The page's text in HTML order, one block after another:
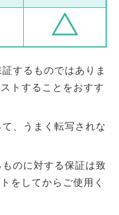
するものではありま
トすることをおすす
、うまく転写されな
のに対する保証は致
をしてからご使用く